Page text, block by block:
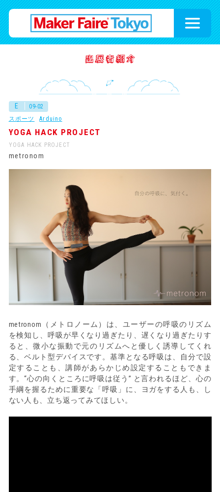
E
09-02
スポーツ
Arduino
YOGA HACK PROJECT
YOGA HACK PROJECT
metronom
metronom（メトロノーム）は、ユーザーの呼吸のリズム
を検知し、呼吸が早くなり過ぎたり、遅くなり過ぎたりす
ると、微小な振動で元のリズムへと優しく誘導してくれ
る、ベルト型デバイスです。基準となる呼吸は、自分で設
定することも、講師があらかじめ設定することもできま
す。“心の向くところに呼吸は従う” と言われるほど、心の
手綱を握るために重要な「呼吸」に、ヨガをする人も、し
ない人も、立ち返ってみてほしい。